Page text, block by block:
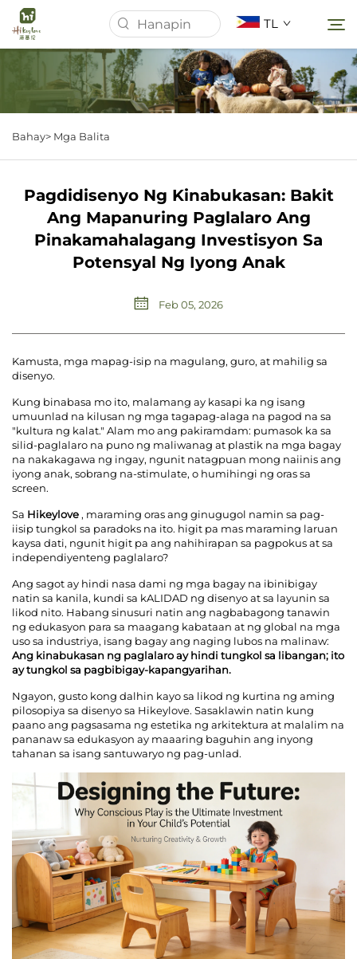
TL
Homepage
Mga Produkto
Mga Balita
Makipag-ugnayan sa Amin
Mga Blog
Bahay> Mga Balita
Pagdidisenyo Ng Kinabukasan: Bakit
Ang Mapanuring Paglalaro Ang
Pinakamahalagang Investisyon Sa
Potensyal Ng Iyong Anak
Feb 05, 2026
Kamusta, mga mapag-isip na magulang, guro, at mahilig sa
disenyo.
Kung binabasa mo ito, malamang ay kasapi ka ng isang
umuunlad na kilusan ng mga tagapag-alaga na pagod na sa
"kultura ng kalat." Alam mo ang pakiramdam: pumasok ka sa
silid-paglalaro na puno ng maliwanag at plastik na mga bagay
na nakakagawa ng ingay, ngunit natagpuan mong naiinis ang
iyong anak, sobrang na-stimulate, o humihingi ng oras sa
screen.
Sa Hikeylove , maraming oras ang ginugugol namin sa pag-
iisip tungkol sa paradoks na ito. higit pa mas maraming laruan
kaysa dati, ngunit higit pa ang nahihirapan sa pagpokus at sa
independiyenteng paglalaro?
Ang sagot ay hindi nasa dami ng mga bagay na ibinibigay
natin sa kanila, kundi sa kALIDAD ng disenyo at sa layunin sa
likod nito. Habang sinusuri natin ang nagbabagong tanawin
ng edukasyon para sa maagang kabataan at ng global na mga
uso sa industriya, isang bagay ang naging lubos na malinaw:
Ang kinabukasan ng paglalaro ay hindi tungkol sa libangan; ito
ay tungkol sa pagbibigay-kapangyarihan.
Ngayon, gusto kong dalhin kayo sa likod ng kurtina ng aming
pilosopiya sa disenyo sa Hikeylove. Sasaklawin natin kung
paano ang pagsasama ng estetika ng arkitektura at malalim na
pananaw sa edukasyon ay maaaring baguhin ang inyong
tahanan sa isang santuwaryo ng pag-unlad.